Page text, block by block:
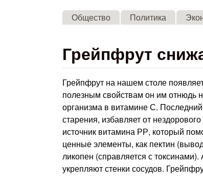
Общество Политика
Грейпфрут
Грейпфрут на нашем столе
полезным свойствам он им отнюдь
организма в витамине С.
старения, избавляет от
источник витамина РР, который
ценные элементы, как пектин
ликопен (справляется с
укрепляют стенки сосудов.